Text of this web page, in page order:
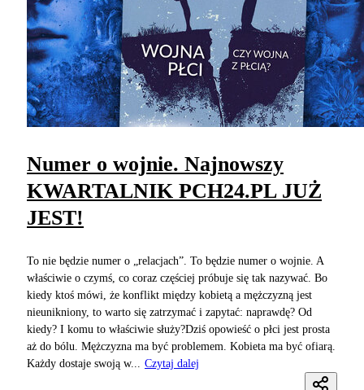
Numer o wojnie. Najnowszy
KWARTALNIK PCH24.PL JUŻ
JEST!
To nie będzie numer o „relacjach”. To będzie numer o wojnie. A
właściwie o czymś, co coraz częściej próbuje się tak nazywać. Bo
kiedy ktoś mówi, że konflikt między kobietą a mężczyzną jest
nieunikniony, to warto się zatrzymać i zapytać: naprawdę? Od
kiedy? I komu to właściwie służy?Dziś opowieść o płci jest prosta
aż do bólu. Mężczyzna ma być problemem. Kobieta ma być ofiarą.
Każdy dostaje swoją w...
Czytaj dalej